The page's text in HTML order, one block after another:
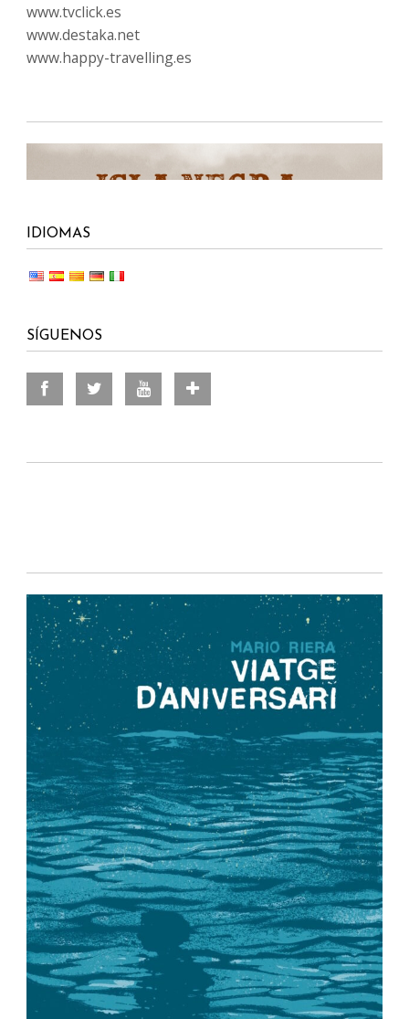
www.tvclick.es
www.destaka.net
www.happy-travelling.es
IDIOMAS
SÍGUENOS